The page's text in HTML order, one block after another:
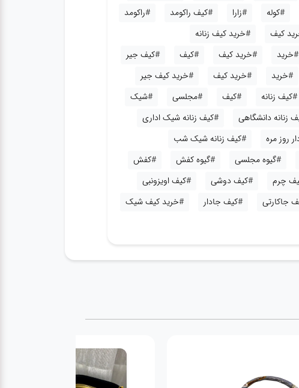
#کوله #زارا #کیف راکومد
#راکومد
کیف
#خرید کیف زنانه
#خرید #خرید کیف #کیف
#کیف جیر
#خرید #خرید کیف
#خرید کیف جیر
#کیف زنانه #کیف #مجلسی
#شیک
زنانه دانشگاهی
#کیف زنانه شیک اداری
روز مره
#کیف زنانه شیک شب
#گیوه مجلسی #گیوه کفش
#کفش
چرم #کیف دوشی
#کیف اویزونبی
جاکارتی #کیف جادار
#خرید کیف شیک